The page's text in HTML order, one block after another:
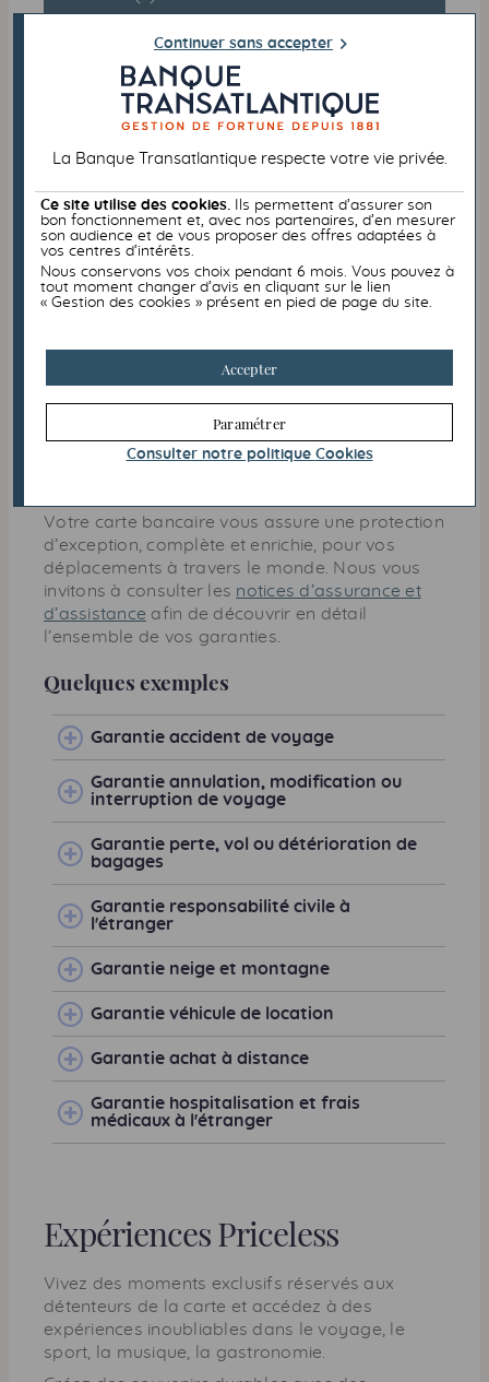
Protection digitale e-
réputation
La carte CB Mastercard World Elite
Transatlantique, vous prévient contre les risques
d’atteinte à votre réputation sur internet :
Protection juridique,
Aide pour vosdémarches administratives,
Effacement des données litigieuses en cas
Assurances & assistances
Votre carte bancaire vous assure une protection
d’exception, complète et enrichie, pour vos
déplacements à travers le monde. Nous vous
invitons à consulter les notices d’assurance et
d’assistance afin de découvrir en détail
l’ensemble de vos garanties.
Quelques exemples
Garantie accident de voyage
Garantie annulation, modiﬁcation ou
interruption de voyage
Garantie perte, vol ou détérioration de
bagages
Garantie responsabilité civile à
l'étranger
Garantie neige et montagne
Garantie véhicule de location
Garantie achat à distance
Garantie hospitalisation et frais
médicaux à l'étranger
Expériences Priceless
Vivez des moments exclusifs réservés aux
détenteurs de la carte et accédez à des
expériences inoubliables dans le voyage, le
sport, la musique, la gastronomie.
Continuer sans accepter
La Banque Transatlantique respecte votre vie privée.
Ce site utilise des cookies. Ils permettent d’assurer son
bon fonctionnement et, avec nos partenaires, d’en mesurer
son audience et de vous proposer des offres adaptées à
vos centres d’intérêts.
Nous conservons vos choix pendant 6 mois. Vous pouvez à
tout moment changer d’avis en cliquant sur le lien
« Gestion des cookies » présent en pied de page du site.
Accepter
Paramétrer
Consulter notre politique Cookies